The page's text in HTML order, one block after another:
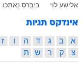
אלישע לוי
ביברס נאתכו
אינדקס תגיות
א ב ג ד ה ו ז
צ
ק ר ש ת